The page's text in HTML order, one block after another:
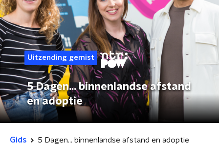
Uitzending gemist
5 Dagen... binnenlandse afstand
en adoptie
Gids 5 Dagen... binnenlandse afstand en adoptie